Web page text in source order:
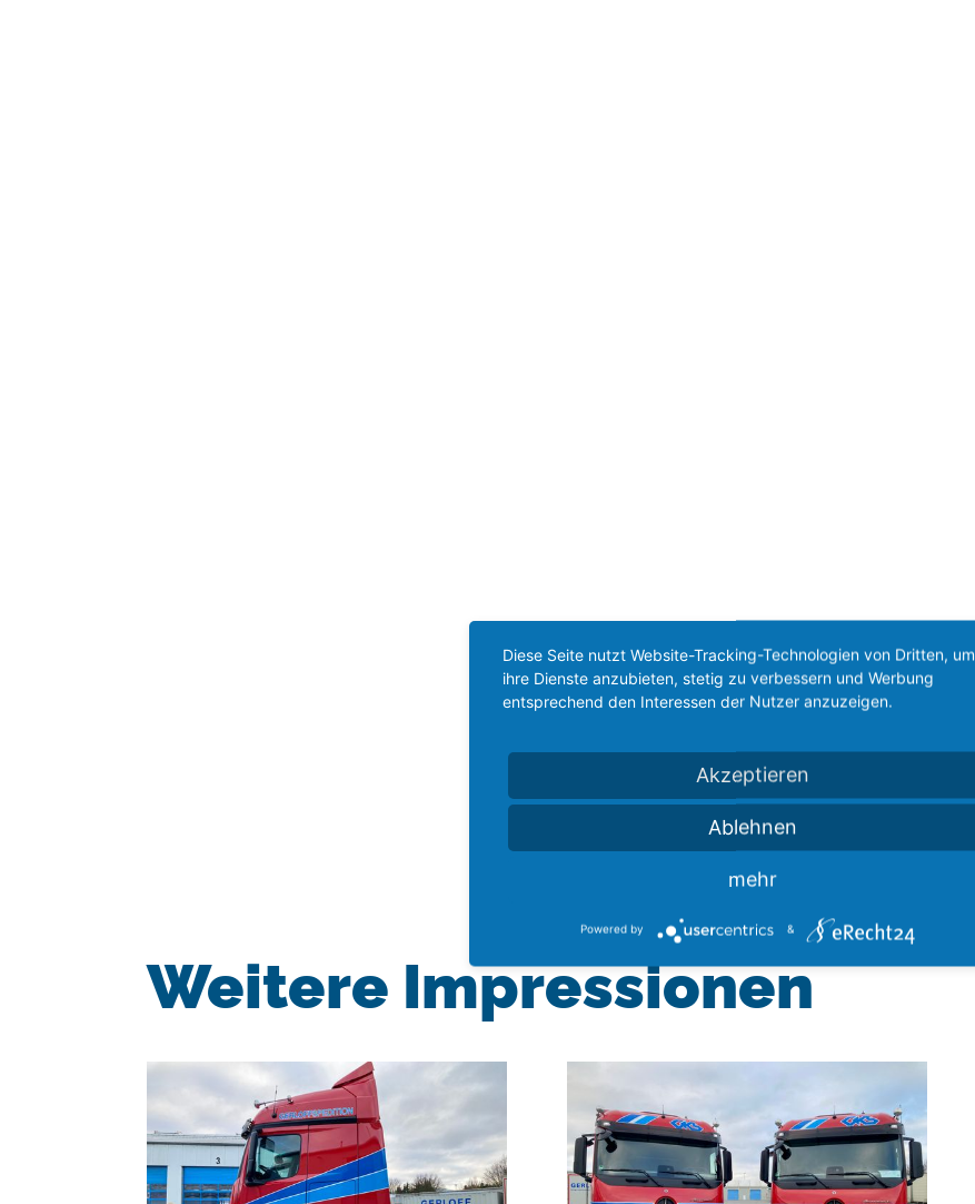
Weitere Impressionen
Diese Seite nutzt Website-Tracking-Technologien von Dritten, um
ihre Dienste anzubieten, stetig zu verbessern und Werbung
entsprechend den Interessen der Nutzer anzuzeigen.
Akzeptieren
Ablehnen
mehr
Powered by &